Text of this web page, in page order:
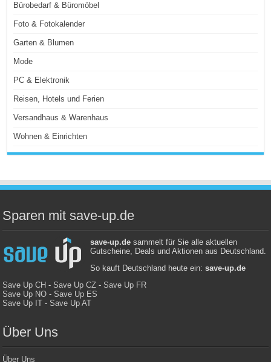
Bürobedarf & Büromöbel
Foto & Fotokalender
Garten & Blumen
Mode
PC & Elektronik
Reisen, Hotels und Ferien
Versandhaus & Warenhaus
Wohnen & Einrichten
Sparen mit save-up.de
save-up.desammelt für Sie alle aktuellen
Gutscheine, Deals und Aktionen aus Deutschland.
So kauft Deutschland heute ein: save-up.de
Save Up CH -Save Up CZ -Save Up FR
Save Up NO -Save Up ES
Save Up IT -Save Up AT
Über Uns
Über Uns